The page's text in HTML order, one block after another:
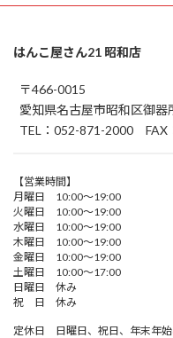
はんこ屋さん21 昭和店
〒466-0015
愛知県名古屋市昭和区御器
TEL：052-871-2000 FAX
【営業時間】
月曜日 10:00～19:00
火曜日 10:00～19:00
水曜日 10:00～19:00
木曜日 10:00～19:00
金曜日 10:00～19:00
土曜日 10:00～17:00
日曜日 休み
祝 日 休み
定休日 日曜日、祝日、年末年